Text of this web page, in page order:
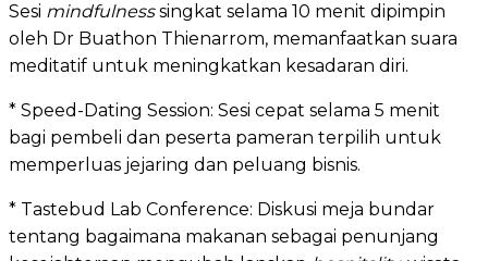
Sesi mindfulnesssingkat selama 10 menit dipimpin
oleh Dr Buathon Thienarrom, memanfaatkan suara
meditatif untuk meningkatkan kesadaran diri.
* Speed-Dating Session: Sesi cepat selama 5 menit
bagi pembeli dan peserta pameran terpilih untuk
memperluas jejaring dan peluang bisnis.
* Tastebud Lab Conference: Diskusi meja bundar
tentang bagaimana makanan sebagai penunjang